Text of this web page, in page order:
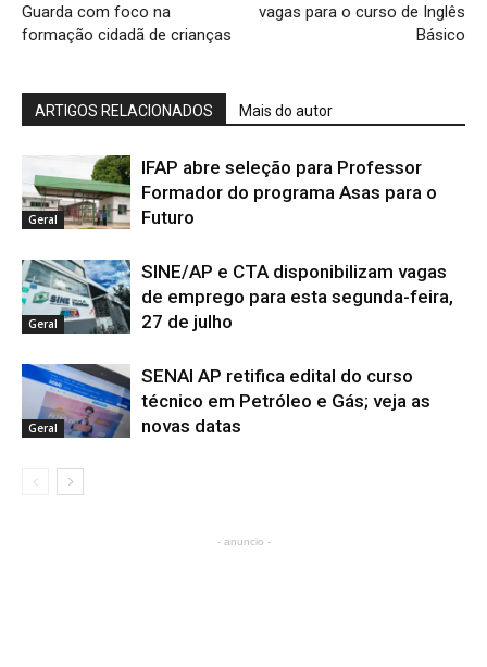
Guarda com foco na
formação cidadã de crianças
vagas para o curso de Inglês
Básico
ARTIGOS RELACIONADOS Mais do autor
Geral
IFAP abre seleção para Professor
Formador do programa Asas para o
Futuro
Geral
SINE/AP e CTA disponibilizam vagas
de emprego para esta segunda-feira,
27 de julho
Geral
SENAI AP retifica edital do curso
técnico em Petróleo e Gás; veja as
novas datas
- anuncio -